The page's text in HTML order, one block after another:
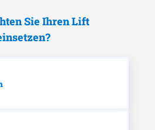
Sie Ihren Lift